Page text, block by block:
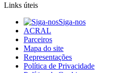
Links úteis
Siga-nos
ACRAL
Parceiros
Mapa do site
Representações
Política de Privacidade